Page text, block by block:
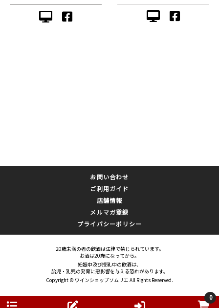
0
お問い合わせ
ご利用ガイド
店舗情報
メルマガ登録
プライバシーポリシー
20歳未満の者の飲酒は法律で禁じられています。
お酒は20歳になってから。
妊娠中及び授乳中の飲酒は、
胎児・乳児の発育に悪影響を与える恐れがあります。
Copyright © ワインショップソムリエ All Rights Reserved.